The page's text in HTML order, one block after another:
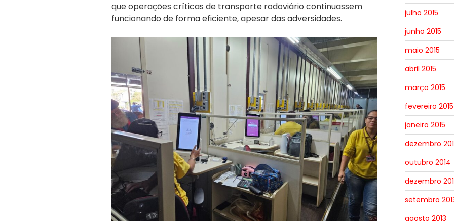
que operações críticas de transporte rodoviário continuassem
funcionando de forma eficiente, apesar das adversidades.
julho 2015
junho 2015
maio 2015
abril 2015
março 2015
fevereiro 2015
janeiro 2015
dezembro
outubro 2014
dezembro
setembro
agosto 2013